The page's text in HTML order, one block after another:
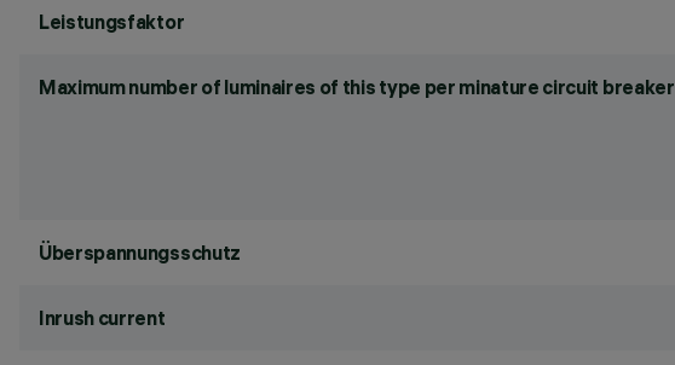
Leistungsfaktor
Maximum number of luminaires of this type per minature circuit breaker
Überspannungsschutz
Inrush current